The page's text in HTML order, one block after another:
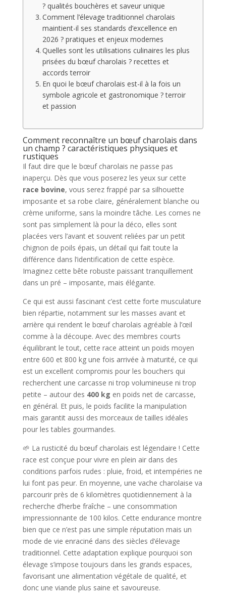
? qualités bouchères et saveur unique
Comment l’élevage traditionnel charolais
maintient-il ses standards d’excellence en
2026 ? pratiques et enjeux modernes
Quelles sont les utilisations culinaires les plus
prisées du bœuf charolais ? recettes et
accords terroir
En quoi le bœuf charolais est-il à la fois un
symbole agricole et gastronomique ? terroir
et passion
Comment reconnaître un bœuf charolais dans
un champ ? caractéristiques physiques et
rustiques
Il faut dire que le bœuf charolais ne passe pas
inaperçu. Dès que vous poserez les yeux sur cette
race bovine, vous serez frappé par sa silhouette
imposante et sa robe claire, généralement blanche ou
crème uniforme, sans la moindre tâche. Les cornes ne
sont pas simplement là pour la déco, elles sont
placées vers l’avant et souvent reliées par un petit
chignon de poils épais, un détail qui fait toute la
différence dans l’identification de cette espèce.
Imaginez cette bête robuste paissant tranquillement
dans un pré – imposante, mais élégante.
Ce qui est aussi fascinant c’est cette forte musculature
bien répartie, notamment sur les masses avant et
arrière qui rendent le bœuf charolais agréable à l’œil
comme à la découpe. Avec des membres courts
équilibrant le tout, cette race atteint un poids moyen
entre 600 et 800 kg une fois arrivée à maturité, ce qui
est un excellent compromis pour les bouchers qui
recherchent une carcasse ni trop volumineuse ni trop
petite – autour des 400 kg en poids net de carcasse,
en général. Et puis, le poids facilite la manipulation
mais garantit aussi des morceaux de tailles idéales
pour les tables gourmandes.
🌱 La rusticité du bœuf charolais est légendaire ! Cette
race est conçue pour vivre en plein air dans des
conditions parfois rudes : pluie, froid, et intempéries ne
lui font pas peur. En moyenne, une vache charolaise va
parcourir près de 6 kilomètres quotidiennement à la
recherche d’herbe fraîche – une consommation
impressionnante de 100 kilos. Cette endurance montre
bien que ce n’est pas une simple réputation mais un
mode de vie enraciné dans des siècles d’élevage
traditionnel. Cette adaptation explique pourquoi son
élevage s’impose toujours dans les grands espaces,
favorisant une alimentation végétale de qualité, et
donc une viande plus saine et savoureuse.